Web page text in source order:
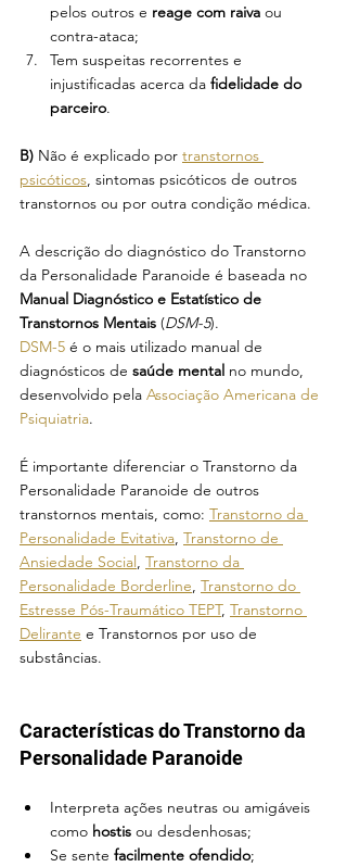
pelos outros e reage com raiva ou
contra-ataca;
Tem suspeitas recorrentes e
injustificadas acerca da fidelidade do
parceiro.
B) Não é explicado por transtornos
psicóticos, sintomas psicóticos de outros
transtornos ou por outra condição médica.
A descrição do diagnóstico do Transtorno
da Personalidade Paranoide é baseada no
Manual Diagnóstico e Estatístico de
Transtornos Mentais (DSM-5).
DSM-5 é o mais utilizado manual de
diagnósticos de saúde mental no mundo,
desenvolvido pela Associação Americana de
Psiquiatria.
É importante diferenciar o Transtorno da
Personalidade Paranoide de outros
transtornos mentais, como: Transtorno da
Personalidade Evitativa, Transtorno de
Ansiedade Social, Transtorno da
Personalidade Borderline, Transtorno do
Estresse Pós-Traumático TEPT, Transtorno
Delirante e Transtornos por uso de
substâncias.
Características do Transtorno da
Personalidade Paranoide
Interpreta ações neutras ou amigáveis
como hostis ou desdenhosas;
Se sente facilmente ofendido;